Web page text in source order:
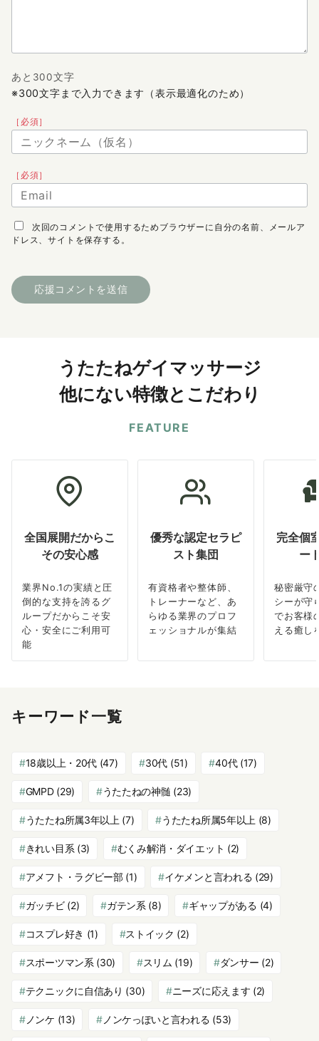
あと300文字
※300文字まで入力できます（表示最適化のため）
［必須］
［必須］
次回のコメントで使用するためブラウザーに自分の名前、メールア
ドレス、サイトを保存する。
うたたねゲイマッサージ
他にない特徴とこだわり
FEATURE
全国展開だからこ
その安心感
業界No.1の実績と圧
倒的な支持を誇るグ
ループだからこそ安
心・安全にご利用可
能
優秀な認定セラピ
スト集団
有資格者や整体師、
トレーナーなど、あ
らゆる業界のプロフ
ェッショナルが集結
完全個
ー
秘密厳守
シーが守
でお客様
える癒し
キーワード一覧
18歳以上・20代 (47) 30代 (51) 40代(17)
GMPD(29) うたたねの神髄 (23)
うたたね所属3年以上 (7) うたたね所属5年以上 (8)
きれい目系 (3) むくみ解消・ダイエット (2)
アメフト・ラグビー部(1) イケメンと言われる (29)
ガッチビ(2) ガテン系 (8) ギャップがある (4)
コスプレ好き (1) ストイック (2)
スポーツマン系 (30) スリム (19) ダンサー (2)
テクニックに自信あり (30) ニーズに応えます (2)
ノンケ (13) ノンケっぽいと言われる (53)